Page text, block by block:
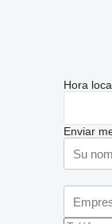
Hora
Enviar